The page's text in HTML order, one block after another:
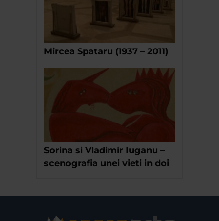
Mircea Spataru (1937 – 2011)
Sorina si Vladimir Iuganu –
scenografia unei vieti in doi